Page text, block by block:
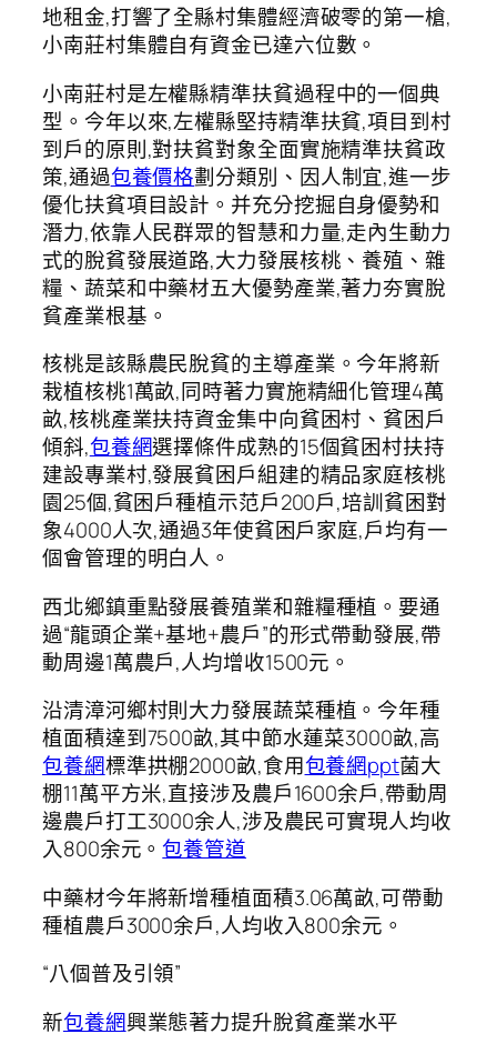
地租金,打響了全縣村集體經濟破零的第一槍,
小南莊村集體自有資金已達六位數。
小南莊村是左權縣精準扶貧過程中的一個典
型。今年以來,左權縣堅持精準扶貧,項目到村
到戶的原則,對扶貧對象全面實施精準扶貧政
策,通過包養價格劃分類別、因人制宜,進一步
優化扶貧項目設計。并充分挖掘自身優勢和
潛力,依靠人民群眾的智慧和力量,走內生動力
式的脫貧發展道路,大力發展核桃、養殖、雜
糧、蔬菜和中藥材五大優勢產業,著力夯實脫
貧產業根基。
核桃是該縣農民脫貧的主導產業。今年將新
栽植核桃1萬畝,同時著力實施精細化管理4萬
畝,核桃產業扶持資金集中向貧困村、貧困戶
傾斜,包養網選擇條件成熟的15個貧困村扶持
建設專業村,發展貧困戶組建的精品家庭核桃
園25個,貧困戶種植示范戶200戶,培訓貧困對
象4000人次,通過3年使貧困戶家庭,戶均有一
個會管理的明白人。
西北鄉鎮重點發展養殖業和雜糧種植。要通
過“龍頭企業+基地+農戶”的形式帶動發展,帶
動周邊1萬農戶,人均增收1500元。
沿清漳河鄉村則大力發展蔬菜種植。今年種
植面積達到7500畝,其中節水蓮菜3000畝,高
包養網標準拱棚2000畝,食用包養網ppt菌大
棚11萬平方米,直接涉及農戶1600余戶,帶動周
邊農戶打工3000余人,涉及農民可實現人均收
入800余元。包養管道
中藥材今年將新增種植面積3.06萬畝,可帶動
種植農戶3000余戶,人均收入800余元。
“八個普及引領”
新包養網興業態著力提升脫貧產業水平